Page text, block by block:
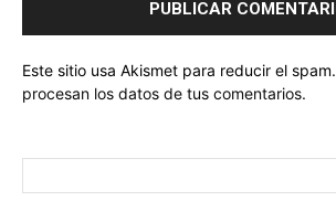
Este sitio usa Akismet para reducir el spam.
procesan los datos de tus comentarios.